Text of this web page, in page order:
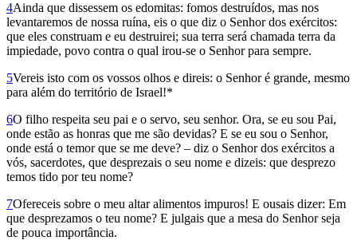
4Ainda que dissessem os edomitas: fomos destruídos, mas nos
levantaremos de nossa ruína, eis o que diz o Senhor dos exércitos:
que eles construam e eu destruirei; sua terra será chamada terra da
impiedade, povo contra o qual irou-se o Senhor para sempre.
5Vereis isto com os vossos olhos e direis: o Senhor é grande, mesmo
para além do território de Israel!*
6O filho respeita seu pai e o servo, seu senhor. Ora, se eu sou Pai,
onde estão as honras que me são devidas? E se eu sou o Senhor,
onde está o temor que se me deve? – diz o Senhor dos exércitos a
vós, sacerdotes, que desprezais o seu nome e dizeis: que desprezo
temos tido por teu nome?
7Ofereceis sobre o meu altar alimentos impuros! E ousais dizer: Em
que desprezamos o teu nome? E julgais que a mesa do Senhor seja
de pouca importância.